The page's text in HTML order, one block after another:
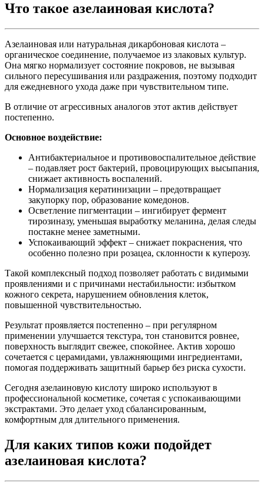
Что такое азелаиновая кислота?
Азелаиновая или натуральная дикарбоновая кислота –
органическое соединение, получаемое из злаковых культур.
Она мягко нормализует состояние покровов, не вызывая
сильного пересушивания или раздражения, поэтому подходит
для ежедневного ухода даже при чувствительном типе.
В отличие от агрессивных аналогов этот актив действует
постепенно.
Основное воздействие:
Антибактериальное и противовоспалительное действие
– подавляет рост бактерий, провоцирующих высыпания,
снижает активность воспалений.
Нормализация кератинизации – предотвращает
закупорку пор, образование комедонов.
Осветление пигментации – ингибирует фермент
тирозиназу, уменьшая выработку меланина, делая следы
постакне менее заметными.
Успокаивающий эффект – снижает покраснения, что
особенно полезно при розацеа, склонности к куперозу.
Такой комплексный подход позволяет работать с видимыми
проявлениями и с причинами нестабильности: избытком
кожного секрета, нарушением обновления клеток,
повышенной чувствительностью.
Результат проявляется постепенно – при регулярном
применении улучшается текстура, тон становится ровнее,
поверхность выглядит свежее, спокойнее. Актив хорошо
сочетается с церамидами, увлажняющими ингредиентами,
помогая поддерживать защитный барьер без риска сухости.
Сегодня азелаиновую кислоту широко используют в
профессиональной косметике, сочетая с успокаивающими
экстрактами. Это делает уход сбалансированным,
комфортным для длительного применения.
Для каких типов кожи подойдет
азелаиновая кислота?